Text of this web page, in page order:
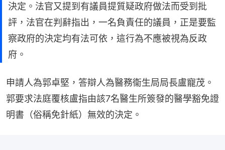
決定。法官又提到有議員提質疑政府做法而受到批
評，法官在判辭指出，一名負責任的議員，正是要監
察政府的決定均有法可依，這行為不應被視為反政
府。
申請人為郭卓堅，答辯人為醫務衞生局局長盧寵茂。
郭要求法庭覆核盧指由該7名醫生所簽發的醫學豁免證
明書（俗稱免針紙）無效的決定。